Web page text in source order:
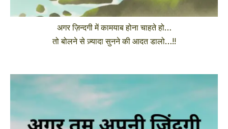
अगर ज़िन्दगी में कामयाब होना चाहते हो…
तो बोलने से ज़्यादा सुनने की आदत डालो…!!